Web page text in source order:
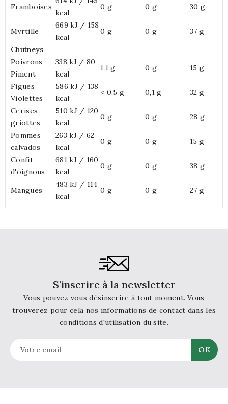
Framboises
kcal
0 g 0 g 30 g
Myrtille
669 kJ / 158
kcal
0 g 0 g
37 g
Chutneys
Poivrons -
Piment
338 kJ / 80
kcal
1,1 g 0 g
15 g
Figues
Violettes
586 kJ / 138
kcal
< 0,5 g 0,1 g
32 g
Cerises
griottes
510 kJ / 120
kcal
0 g 0 g
28 g
Pommes
calvados
263 kJ / 62
kcal
0 g 0 g
15 g
Confit
d'oignons
681 kJ / 160
kcal
0 g 0 g 38 g
Mangues
483 kJ / 114
kcal
0 g 0 g 27 g
S'inscrire à la newsletter
Vous pouvez vous désinscrire à tout moment. Vous
trouverez pour cela nos informations de contact dans les
conditions d'utilisation du site.